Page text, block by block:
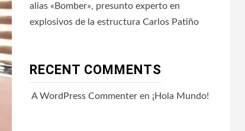
alias «Bomber», presunto experto en
explosivos de la estructura Carlos Patiño
RECENT COMMENTS
A WordPress Commenteren ¡Hola Mundo!